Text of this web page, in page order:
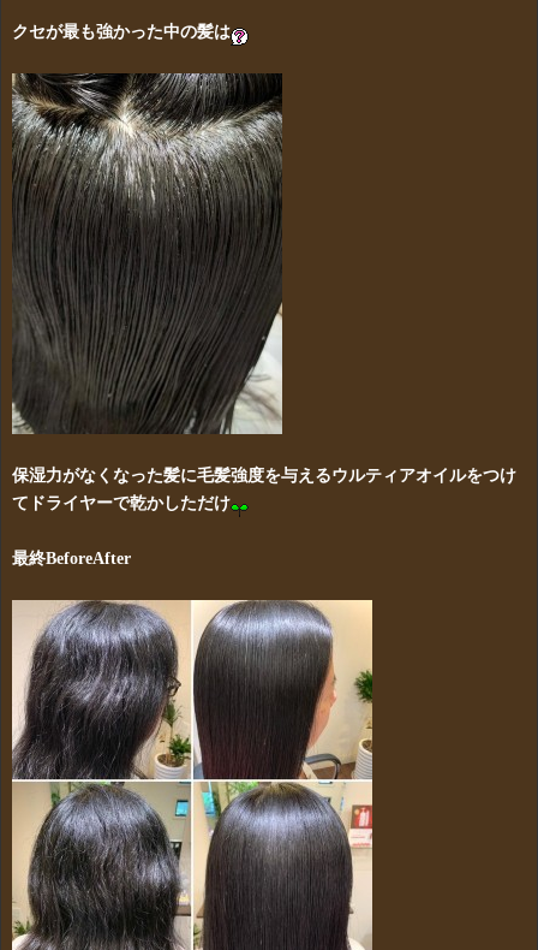
クセが最も強かった中の髪は
保湿力がなくなった髪に毛髪強度を与えるウルティアオイルをつけ
てドライヤーで乾かしただけ
最終BeforeAfter